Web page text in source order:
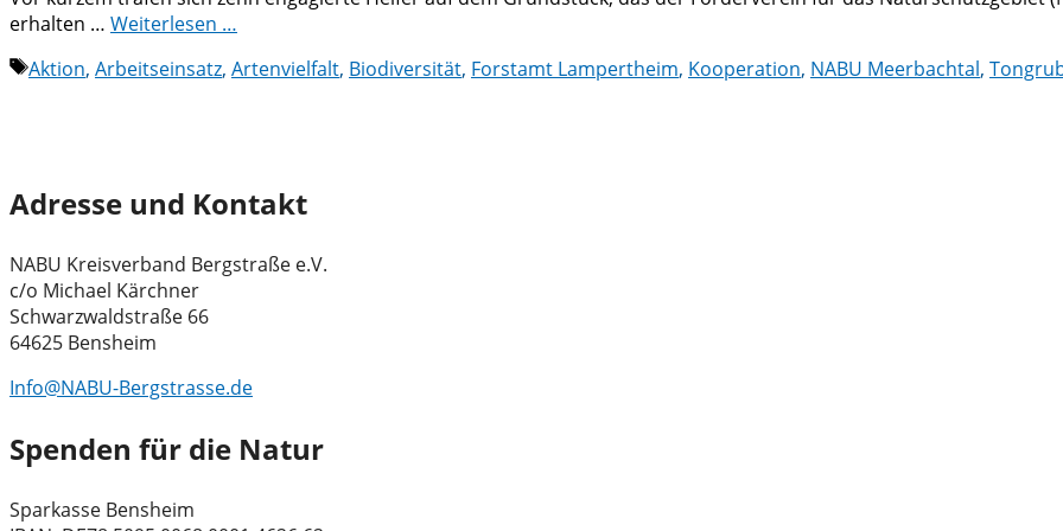
erhalten … Weiterlesen …
Schlagwörter
Aktion, Arbeitseinsatz, Artenvielfalt, Biodiversität, Forstamt Lampertheim, Kooperation, NABU Meerbachtal,
Adresse und Kontakt
NABU Kreisverband Bergstraße e.V.
c/o Michael Kärchner
Schwarzwaldstraße 66
64625 Bensheim
Info@NABU-Bergstrasse.de
Spenden für die Natur
Sparkasse Bensheim